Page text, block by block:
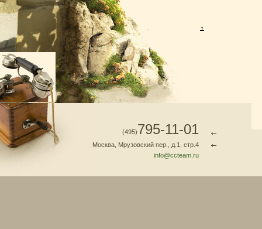
(495)795-11-01
Москва, Мрузовский пер., д.1, стр.4
info@ccteam.ru